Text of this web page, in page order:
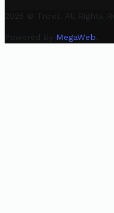
2025 © Trovit. All Rights
Powered By MegaWeb